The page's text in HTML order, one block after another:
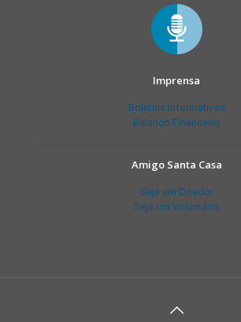
Imprensa
Boletins Informativos
Balanço Financeiro
Amigo Santa Casa
Seja um Doador
Seja um Voluntário